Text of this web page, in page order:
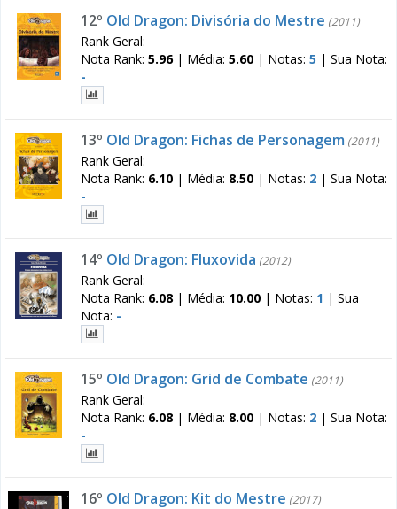
12º Old Dragon: Divisória do Mestre (2011)
Rank Geral:
Nota Rank: 5.96| Média: 5.60 | Notas: 5 | Sua Nota:
-
13º Old Dragon: Fichas de Personagem (2011)
Rank Geral:
Nota Rank: 6.10 | Média: 8.50 | Notas: 2 | Sua Nota:
-
14º Old Dragon: Fluxovida (2012)
Rank Geral:
Nota Rank: 6.08 | Média: 10.00 | Notas: 1 | Sua
Nota: -
15º Old Dragon: Grid de Combate (2011)
Rank Geral:
Nota Rank: 6.08 | Média: 8.00 | Notas: 2 | Sua Nota:
-
16º Old Dragon: Kit do Mestre (2017)